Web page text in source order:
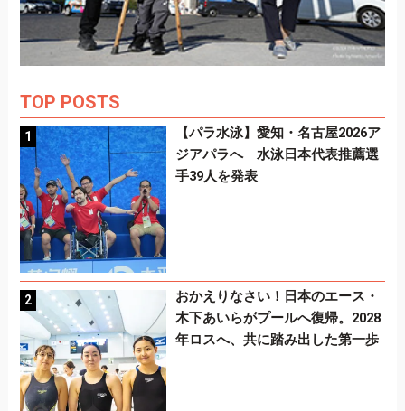
TOP POSTS
【パラ水泳】愛知・名古屋2026ア
ジアパラへ 水泳日本代表推薦選
手39人を発表
おかえりなさい！日本のエース・
木下あいらがプールへ復帰。2028
年ロスへ、共に踏み出した第一歩